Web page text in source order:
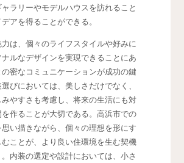
ラリーやモデルハウスを訪れること
アを得ることができる。
は、個々のライフスタイルや好みに
ルなデザインを実現できることにあ
の密なコミュニケーションが成功の鍵
びにおいては、美しさだけでなく、
やすさも考慮し、将来の生活にも対
作ることが大切である。高浜市での
い描きながら、個々の理想を形にす
ことが、より良い住環境を生む契機
内装の選定や設計においては、小さ